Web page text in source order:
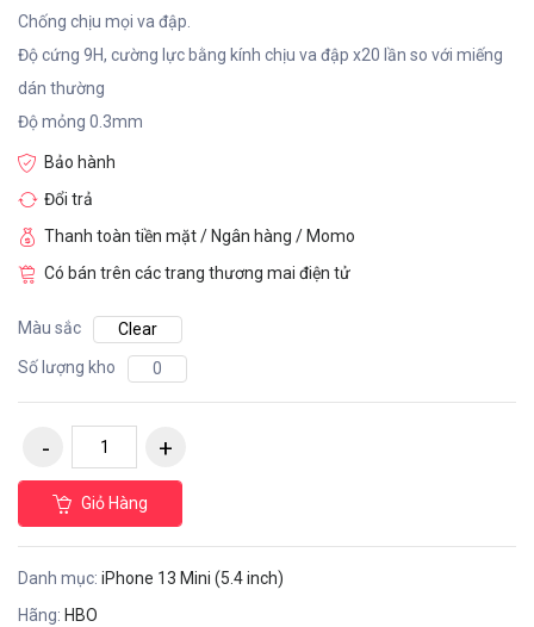
Chống chịu mọi va đập.
Độ cứng 9H, cường lực bằng kính chịu va đập x20 lần so với miếng
dán thường
Độ mỏng 0.3mm
Bảo hành
Đổi trả
Thanh toàn tiền mặt / Ngân hàng / Momo
Có bán trên các trang thương mai điện tử
Màu sắc
Clear
Số lượng kho
0
Giỏ Hàng
Danh mục: iPhone 13 Mini (5.4 inch)
Hãng: HBO